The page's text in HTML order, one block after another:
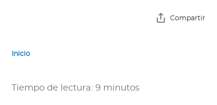
Compartir
Inicio
Tiempo de lectura: 9 minutos